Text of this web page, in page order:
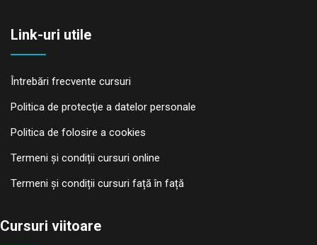
Link-uri utile
Întrebări frecvente cursuri
Politica de protecţie a datelor personale
Politica de folosire a cookies
Termeni și condiții cursuri online
Termeni și condiții cursuri față în față
Cursuri viitoare